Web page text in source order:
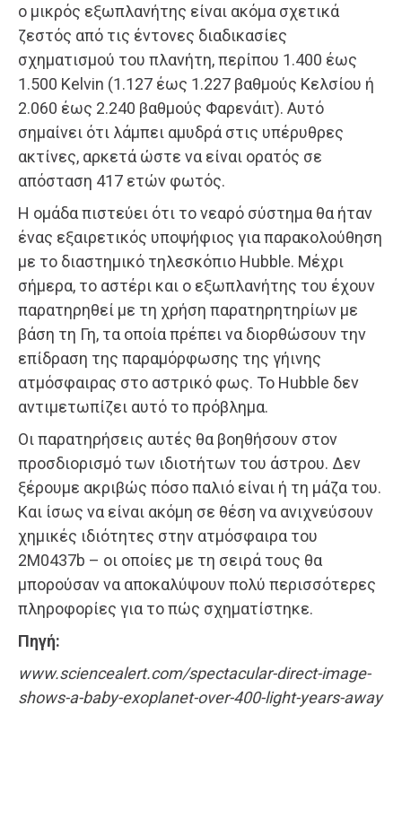
ο μικρός εξωπλανήτης είναι ακόμα σχετικά
ζεστός από τις έντονες διαδικασίες
σχηματισμού του πλανήτη, περίπου 1.400 έως
1.500 Kelvin (1.127 έως 1.227 βαθμούς Κελσίου ή
2.060 έως 2.240 βαθμούς Φαρενάιτ). Αυτό
σημαίνει ότι λάμπει αμυδρά στις υπέρυθρες
ακτίνες, αρκετά ώστε να είναι ορατός σε
απόσταση 417 ετών φωτός.
Η ομάδα πιστεύει ότι το νεαρό σύστημα θα ήταν
ένας εξαιρετικός υποψήφιος για παρακολούθηση
με το διαστημικό τηλεσκόπιο Hubble. Μέχρι
σήμερα, το αστέρι και ο εξωπλανήτης του έχουν
παρατηρηθεί με τη χρήση παρατηρητηρίων με
βάση τη Γη, τα οποία πρέπει να διορθώσουν την
επίδραση της παραμόρφωσης της γήινης
ατμόσφαιρας στο αστρικό φως. Το Hubble δεν
αντιμετωπίζει αυτό το πρόβλημα.
Οι παρατηρήσεις αυτές θα βοηθήσουν στον
προσδιορισμό των ιδιοτήτων του άστρου. Δεν
ξέρουμε ακριβώς πόσο παλιό είναι ή τη μάζα του.
Και ίσως να είναι ακόμη σε θέση να ανιχνεύσουν
χημικές ιδιότητες στην ατμόσφαιρα του
2M0437b – οι οποίες με τη σειρά τους θα
μπορούσαν να αποκαλύψουν πολύ περισσότερες
πληροφορίες για το πώς σχηματίστηκε.
Πηγή:
www.sciencealert.com/spectacular-direct-image-
shows-a-baby-exoplanet-over-400-light-years-away